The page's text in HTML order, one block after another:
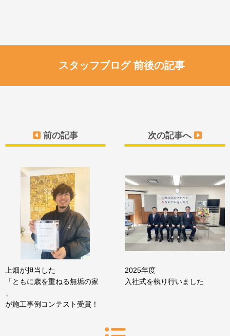
スタッフブログ 前後の記事
前の記事
上畑が担当した
「ともに歳を重ねる無垢の家
」
が施工事例コンテスト受賞！
次の記事へ
2025年度
入社式を執り行いました